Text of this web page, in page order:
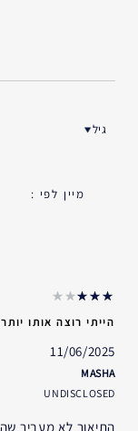
גיל
הייתי רוצה אותו
11/06/2025
MASHA
UNDISCLOSED
התיאור לא מעביר